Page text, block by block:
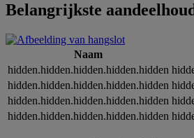
Belangrijkste
Naam
hidden.hidden.hidden.hidden.hidden
hidden.hidden.hidden.hidden.hidden
hidden.hidden.hidden.hidden.hidden
hidden.hidden.hidden.hidden.hidden